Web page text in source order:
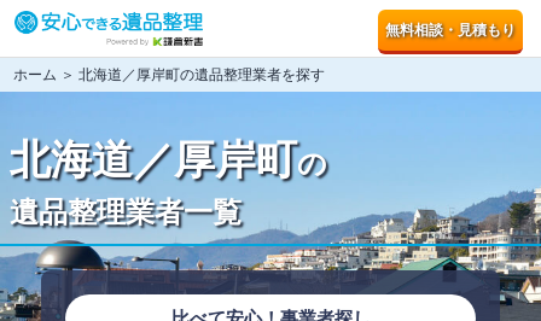
無料相談・見積もり
ホーム ＞ 北海道／厚岸町の遺品整理業者を探す
北海道／厚岸町の
遺品整理業者一覧